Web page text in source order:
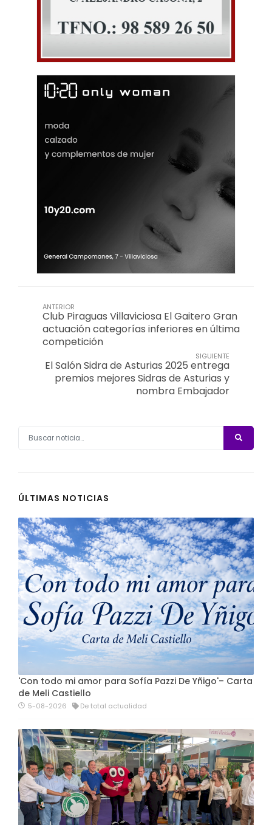
ANTERIOR
Club Piraguas Villaviciosa El Gaitero Gran
actuación categorías inferiores en última
competición
SIGUIENTE
El Salón Sidra de Asturias 2025 entrega
premios mejores Sidras de Asturias y
nombra Embajador
ÚLTIMAS NOTICIAS
'Con todo mi amor para Sofía Pazzi De Yñigo'– Carta
de Meli Castiello
5-08-2026 De total actualidad